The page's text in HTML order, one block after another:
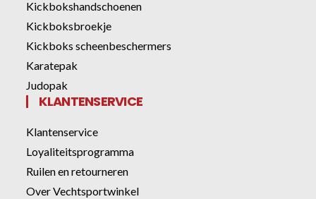
Kickbokshandschoenen
Kickboksbroekje
Kickboks scheenbeschermers
Karatepak
Judopak
KLANTENSERVICE
Klantenservice
Loyaliteitsprogramma
Ruilen en retourneren
Over Vechtsportwinkel